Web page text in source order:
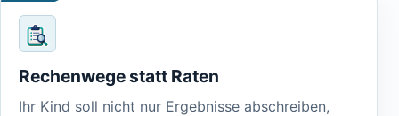
Rechenwege statt Raten
Ihr Kind soll nicht nur Ergebnisse abschreiben,